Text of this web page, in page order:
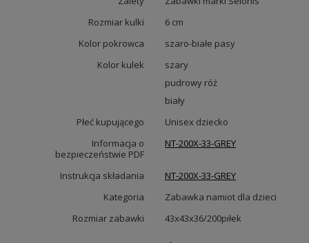
Rozmiar kulki
6 cm
Kolor pokrowca
szaro-białe pasy
Kolor kulek
szary
pudrowy róż
biały
Płeć kupującego
Unisex dziecko
Informacja o
bezpieczeństwie PDF
NT-200X-33-GREY
Instrukcja składania
NT-200X-33-GREY
Kategoria
Zabawka namiot dla dzieci
Rozmiar zabawki
43x43x36/200piłek